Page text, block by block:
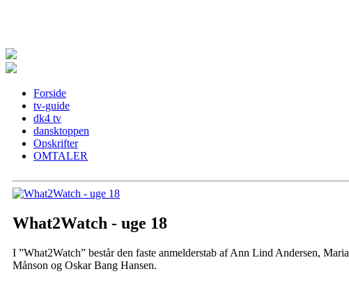
Forside
tv-guide
dk4 tv
dansktoppen
Opskrifter
OMTALER
What2Watch - uge 18
I ”What2Watch” består den faste anmelderstab af Ann Lind Andersen, Maria
Månson og Oskar Bang Hansen.